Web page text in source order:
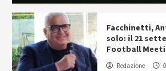
Facchinetti,
solo: il 21
Football
Redazione